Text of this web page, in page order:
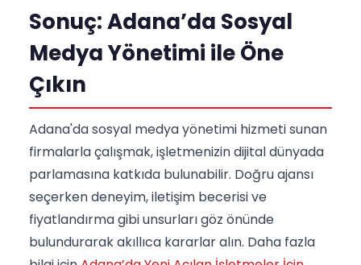
Sonuç: Adana’da Sosyal
Medya Yönetimi ile Öne
Çıkın
Adana'da sosyal medya yönetimi hizmeti sunan
firmalarla çalışmak, işletmenizin dijital dünyada
parlamasına katkıda bulunabilir. Doğru ajansı
seçerken deneyim, iletişim becerisi ve
fiyatlandırma gibi unsurları göz önünde
bulundurarak akıllıca kararlar alın. Daha fazla